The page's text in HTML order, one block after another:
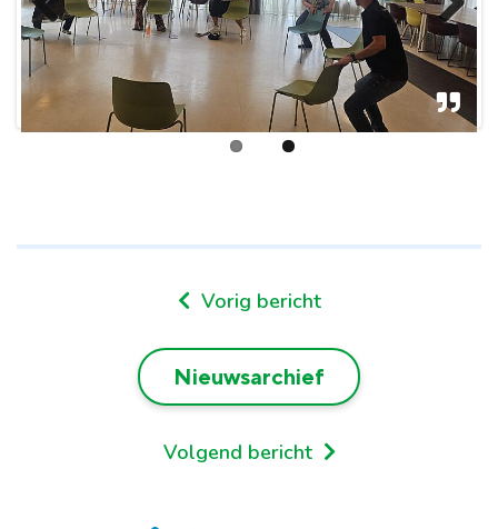
Previous Next
Vorig bericht
Nieuwsarchief
Volgend bericht